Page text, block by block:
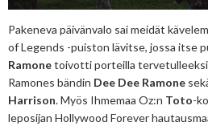
Pakeneva päivänvalo sai meidät
of Legends -puiston lävitse, jossa itse
Ramonetoivotti porteilla tervetulleeksi.
Ramones bändin Dee Dee Ramone
Harrison. Myös Ihmemaa Oz:n Toto-
leposijan Hollywood Forever